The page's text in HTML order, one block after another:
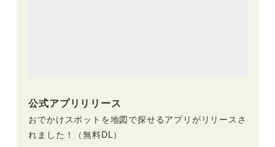
公式アプリリリース
おでかけスポットを地図で探せるアプリがリリースさ
れました！（無料DL）